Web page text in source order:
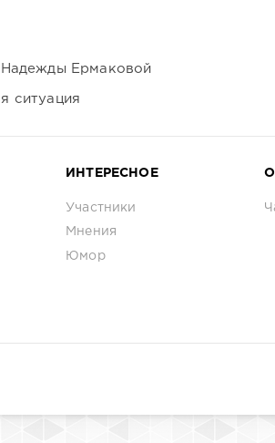
Ермаковой
ситуация
ИНТЕРЕСНОЕ
Участники
Мнения
Юмор